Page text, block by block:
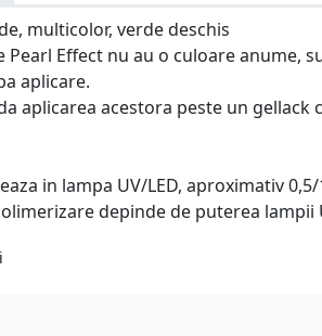
multicolor, verde deschis
Pearl Effect nu au o culoare anume,
aplicare.
aplicarea acestora peste un
in lampa UV/LED, aproximativ
depinde de puterea lampii